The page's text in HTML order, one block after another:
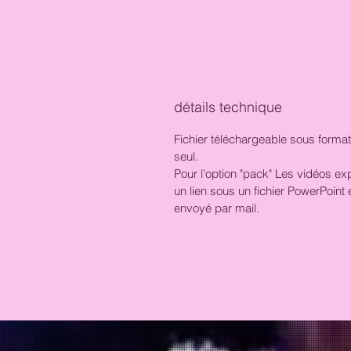
détails technique
Fichier téléchargeable sous
seul.
Pour l'option "pack" Les vidéos
un lien sous un fichier
envoyé par mail.